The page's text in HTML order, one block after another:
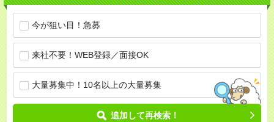
今が狙い目！急募
来社不要！WEB登録／面接OK
大量募集中！10名以上の大量募集
追加して再検索！